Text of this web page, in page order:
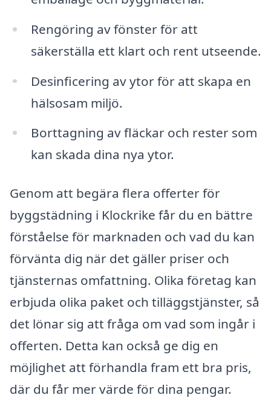
Rengöring av fönster för att
säkerställa ett klart och rent utseende.
Desinficering av ytor för att skapa en
hälsosam miljö.
Borttagning av fläckar och rester som
kan skada dina nya ytor.
Genom att begära flera offerter för
byggstädning i Klockrike får du en bättre
förståelse för marknaden och vad du kan
förvänta dig när det gäller priser och
tjänsternas omfattning. Olika företag kan
erbjuda olika paket och tilläggstjänster, så
det lönar sig att fråga om vad som ingår i
offerten. Detta kan också ge dig en
möjlighet att förhandla fram ett bra pris,
där du får mer värde för dina pengar.